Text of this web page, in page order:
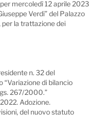
mercoledì 12 aprile 2023
Verdi” del Palazzo
per la trattazione dei
n. 32 del
di bilancio
267/2000.”
Adozione.
del nuovo statuto